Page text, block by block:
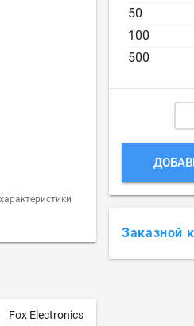
Fox Electronics
50
100
500
Заказной